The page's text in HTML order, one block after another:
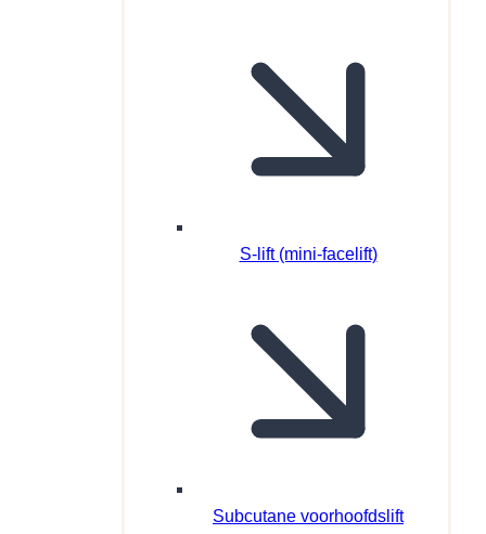
S-lift (mini-facelift)
Subcutane voorhoofdslift